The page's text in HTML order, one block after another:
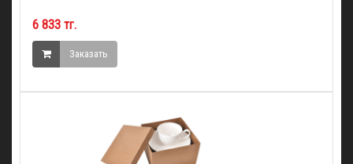
6 833 тг.
Заказать